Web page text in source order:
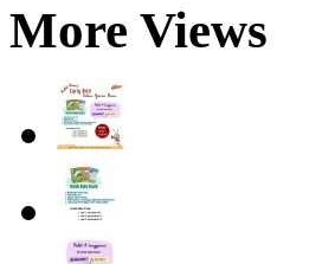
More Views